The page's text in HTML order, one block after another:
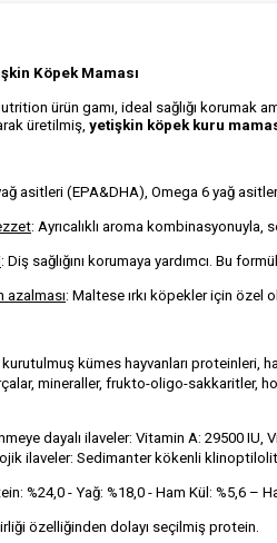
Köpek Maması
ürün gamı, ideal sağlığı korumak
üretilmiş, yetişkin köpek kuru
asitleri (EPA&DHA), Omega 6 yağ
: Ayrıcalıklı aroma kombinasyonuyla,
: Diş sağlığını korumaya yardımcı. Bu
azalması: Maltese ırkı köpekler için özel
kurutulmuş kümes hayvanları
mineraller, frukto-oligo-sakkaritler,
dayalı ilaveler: Vitamin A: 29500
ilaveler: Sedimanter kökenli
%24,0 - Yağ: %18,0 - Ham Kül: %5,6
özelliğinden dolayı seçilmiş protein.